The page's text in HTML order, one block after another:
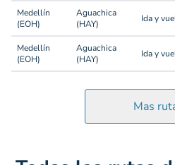
Medellín
(EOH)
Aguachica
(HAY)
Ida y
Medellín
(EOH)
Aguachica
(HAY)
Ida y
Mas